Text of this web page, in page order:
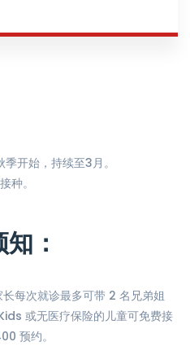
开始，持续至3月。
种。
：
每次就诊最多可带 2 名兄弟姐
或无医疗保险的儿童可免费接
预约。